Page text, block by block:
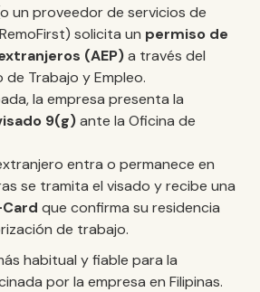
un proveedor de servicios de
solicita un permiso de
(AEP)a través del
Trabajo y Empleo.
la empresa presenta la
9(g)ante la Oficina de
entra o permanece en
se tramita el visado y recibe una
que confirma su residencia
de trabajo.
habitual y fiable para la
por la empresa en Filipinas.